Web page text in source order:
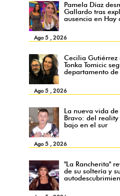
Pamela Díaz
Gallardo tras
ausencia en Hay
Ago 5 , 2026
Cecilia Gutiérrez
Tonka Tomicic
departamento de
Ago 5 , 2026
La nueva vida
Bravo: del
bajo en el sur
Ago 5 , 2026
"La Rancherita"
de su soltería y